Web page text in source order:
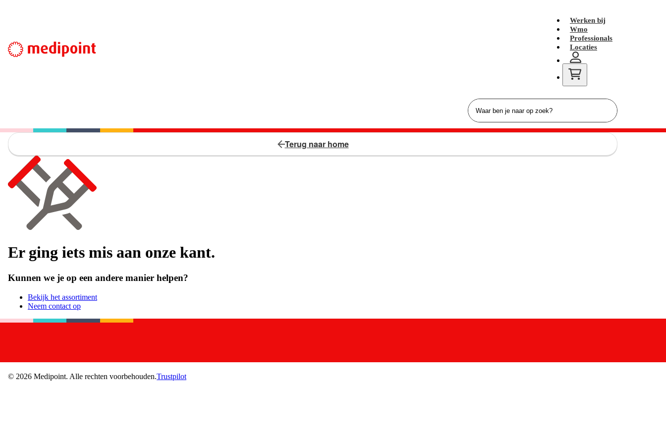
Werken bij
Wmo
Professionals
Locaties
Terug naar home
Er ging iets mis aan onze kant.
Kunnen we je op een andere manier helpen?
Bekijk het assortiment
Neem contact op
© 2026 Medipoint. Alle rechten voorbehouden.Trustpilot